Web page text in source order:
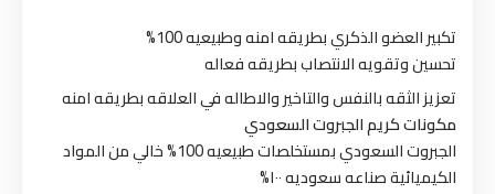
تكبير العضو الذكري بطريقه امنه وطبيعيه 100%
تحسين وتقويه الانتصاب بطريقه فعاله
تعزيز الثقه بالنفس والتاخير والاطاله في العلاقه بطريقه امنه
مكونات كريم الجبروت السعودي
الجبروت السعودي بمستخلصات طبيعيه 100% خالي من المواد
الكيميائية صناعه سعوديه ١٠٠%